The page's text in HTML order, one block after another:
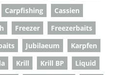
Carpfishing
Cassien
Freezer
Freezerbaits
Jubilaeum
Karpfen
Krill Krill BP
Liquid